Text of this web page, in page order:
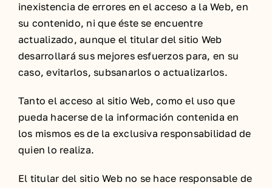
inexistencia de errores en el acceso a la Web, en
su contenido, ni que éste se encuentre
actualizado, aunque el titular del sitio Web
desarrollará sus mejores esfuerzos para, en su
caso, evitarlos, subsanarlos o actualizarlos.
Tanto el acceso al sitio Web, como el uso que
pueda hacerse de la información contenida en
los mismos es de la exclusiva responsabilidad de
quien lo realiza.
El titular del sitio Web no se hace responsable de